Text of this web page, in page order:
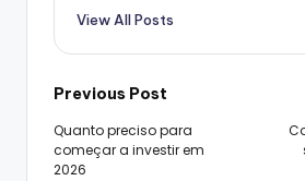
View All Posts
Post
navigation
Previous Post
Quanto preciso para
começar a investir em
2026